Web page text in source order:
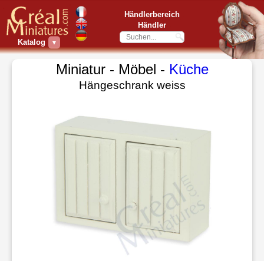
Katalog ▼
Händlerbereich
Händler
Miniatur - Möbel - Küche
Hängeschrank weiss